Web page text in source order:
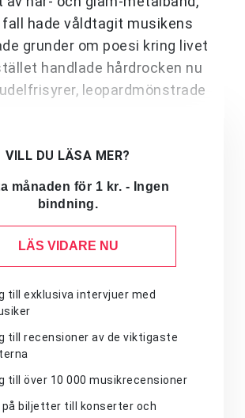
hade våldtagit musikens
grunder om poesi kring livet
handlade hårdrocken nu
leopardmönstrade
VILL DU LÄSA MER?
månaden för 1 kr. - Ingen
bindning.
LÄS VIDARE NU
till exklusiva intervjuer med
till recensioner av de viktigaste
till över 10 000 musikrecensioner
på biljetter till konserter och